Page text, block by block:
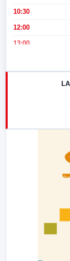
10:30
12:00
13:00
17:00